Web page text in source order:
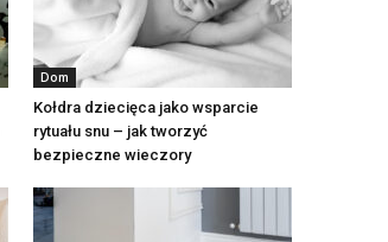
Dom
Kołdra dziecięca jako wsparcie
rytuału snu – jak tworzyć
bezpieczne wieczory